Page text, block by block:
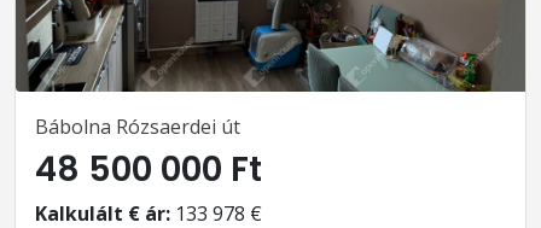
Bábolna Rózsaerdei út
48 500 000 Ft
Kalkulált € ár: 133 978 €